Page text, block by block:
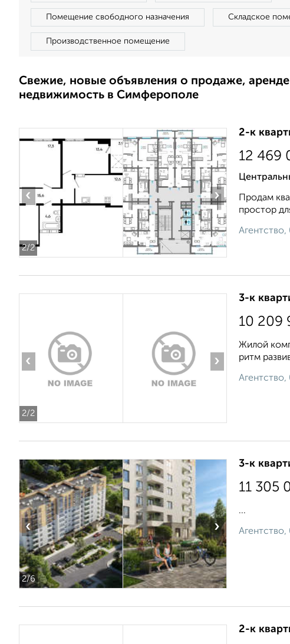
Помещение свободного назначения Складское
Производственное помещение
Свежие, новые объявления о продаже,
недвижимость в Симферополе
2/2
‹ ›
2-к
12 469
Продам
простор
2/2
‹ ›
3-к
10 209
Жилой
ритм
2/6
‹ ›
3-к
11 305
...
2-к